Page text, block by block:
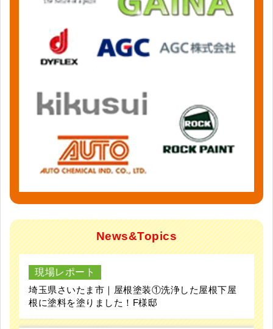
News&Topics
現場レポート
埼玉県さいたま市｜屋根塗装①洗浄した屋根下屋
根に塗料を塗りました！F様邸